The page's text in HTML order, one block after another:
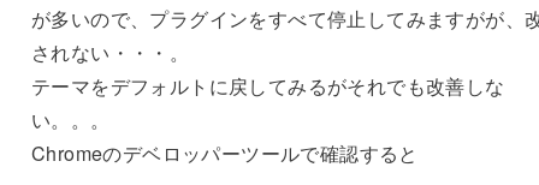
が多いので、プラグインをすべて停止してみますがが、
されない・・・。
テーマをデフォルトに戻してみるがそれでも改善しな
い。。。
Chromeのデベロッパーツールで確認すると